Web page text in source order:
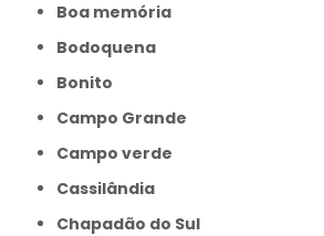
Boa memória
Bodoquena
Bonito
Campo Grande
Campo verde
Cassilândia
Chapadão do Sul